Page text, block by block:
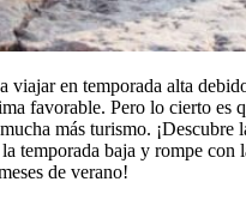
viajar en temporada alta
favorable. Pero lo cierto es
más turismo. ¡Descubre
temporada baja y rompe con
de verano!